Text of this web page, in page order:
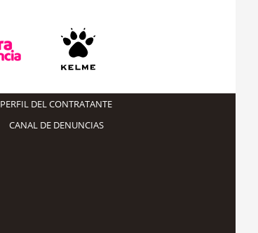
PERFIL DEL CONTRATANTE
CANAL DE DENUNCIAS